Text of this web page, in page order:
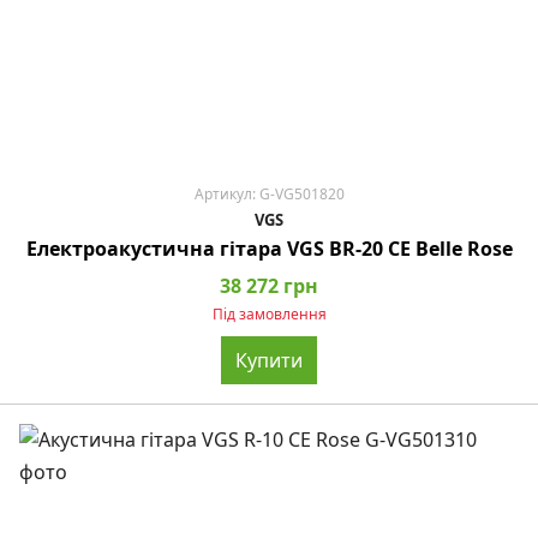
Артикул: G-VG501820
VGS
Електроакустична гітара VGS BR-20 CE Belle Rose
38 272 грн
Під замовлення
Купити